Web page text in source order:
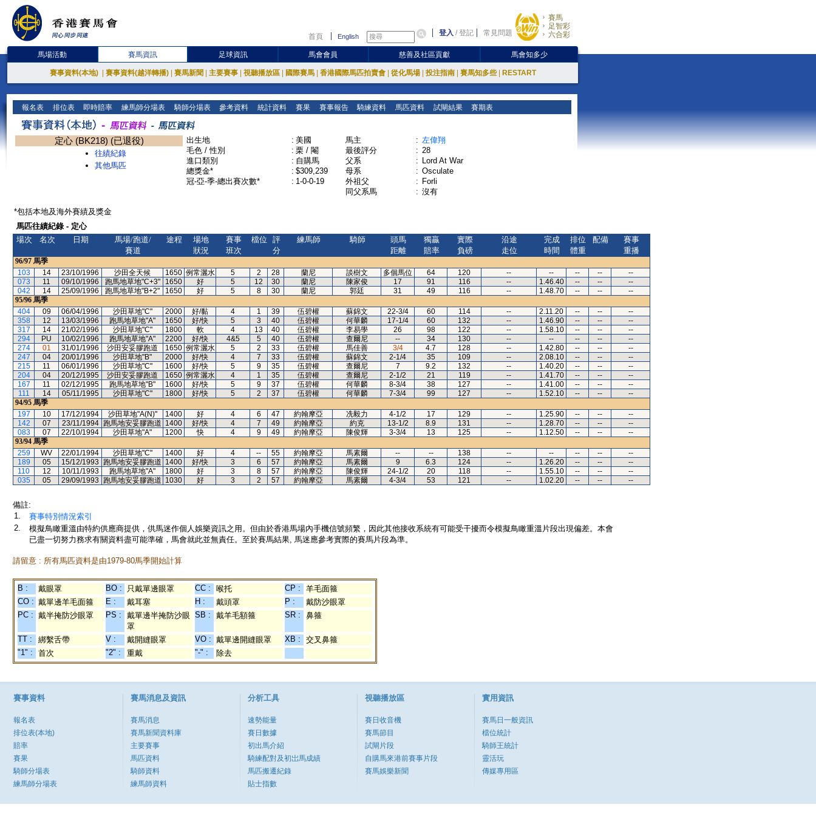
首頁 English 登入 /登記 常見問題
賽馬
足智彩
六合彩
馬場活動 賽馬資訊 足球資訊 馬會會員 慈善及社區貢獻 馬會知多少
賽事資料(本地) 賽事資料(越洋轉播) 賽馬新聞 主要賽事 視聽播放區 國際賽馬 香港國際馬匹拍賣會 從化馬場 投注指南 賽馬知多些 RESTART
報名表 排位表 即時賠率 練馬師分場表 騎師分場表 參考資料 統計資料 賽果 賽事報告 騎練資料 馬匹資料 試閘結果 賽期表
定心 (BK218) (已退役)
往績紀錄
其他馬匹
出生地 : 美國
毛色 / 性別
: 栗 / 閹
進口類別
: 自購馬
總獎金*
: $309,239
冠-亞-季-總出賽次數*
: 1-0-0-19
馬主 : 左偉翔
最後評分
: 28
父系
: Lord At War
母系
: Osculate
外祖父
: Forli
同父系馬
: 沒有
*包括本地及海外賽績及獎金
馬匹往績紀錄 - 定心
場次
名次 日期
馬場/跑道/
賽道
途程
場地
狀況
賽事
班次
檔位
評
分
練馬師 騎師
頭馬
距離
獨贏
賠率
實際
負磅
沿途
走位
完成
時間
排位
體重
配備
賽事
重播
96/97 馬季
103
14 23/10/1996 沙田全天候 1650 例常灑水 5 2 28 蘭尼 談樹文 多個馬位 64 120 -- -- -- --
--
073
11 09/10/1996 跑馬地草地"C+3" 1650 好 5 12 30 蘭尼 陳家俊 17 91 116 -- 1.46.40 -- --
--
042
14 25/09/1996 跑馬地草地"B+2" 1650 好 5 8 30 蘭尼 郭廷 31 49 116 -- 1.48.70 -- --
--
95/96 馬季
404
09 06/04/1996 沙田草地"C" 2000 好/黏 4 1 39 伍碧權 蘇錦文 22-3/4 60 114 -- 2.11.20 -- --
--
358
12 13/03/1996 跑馬地草地"A" 1650 好/快 5 3 40 伍碧權 何華麟 17-1/4 60 132 -- 1.46.90 -- --
--
317
14 21/02/1996 沙田草地"C" 1800 軟 4 13 40 伍碧權 李易學 26 98 122 -- 1.58.10 -- --
--
294
PU 10/02/1996 跑馬地草地"A" 2200 好/快 4&5 5 40 伍碧權 查爾尼 -- 34 130 -- -- -- --
--
274
01 31/01/1996 沙田安妥膠跑道 1650 例常灑水 5 2 33 伍碧權 馬佳善 3/4 4.7 128 -- 1.42.80 -- --
--
247
04 20/01/1996 沙田草地"B" 2000 好/快 4 7 33 伍碧權 蘇錦文 2-1/4 35 109 -- 2.08.10 -- --
--
215
11 06/01/1996 沙田草地"C" 1600 好/快 5 9 35 伍碧權 查爾尼 7 9.2 132 -- 1.40.20 -- --
--
204
04 20/12/1995 沙田安妥膠跑道 1650 例常灑水 4 1 35 伍碧權 查爾尼 2-1/2 21 119 -- 1.41.70 -- --
--
167
11 02/12/1995 跑馬地草地"B" 1600 好/快 5 9 37 伍碧權 何華麟 8-3/4 38 127 -- 1.41.00 -- --
--
111
14 05/11/1995 沙田草地"C" 1800 好/快 5 2 37 伍碧權 何華麟 7-3/4 99 127 -- 1.52.10 -- --
--
94/95 馬季
197
10 17/12/1994 沙田草地"A(N)" 1400 好 4 6 47 約翰摩亞 冼毅力 4-1/2 17 129 -- 1.25.90 -- --
--
142
07 23/11/1994 跑馬地安妥膠跑道 1400 好/快 4 7 49 約翰摩亞 約克 13-1/2 8.9 131 -- 1.28.70 -- --
--
083
07 22/10/1994 沙田草地"A" 1200 快 4 9 49 約翰摩亞 陳俊輝 3-3/4 13 125 -- 1.12.50 -- --
--
93/94 馬季
259
WV 22/01/1994 沙田草地"C" 1400 好 4 -- 55 約翰摩亞 馬素爾 -- -- 138 -- -- -- --
--
189
05 15/12/1993 跑馬地安妥膠跑道 1400 好/快 3 6 57 約翰摩亞 馬素爾 9 6.3 124 -- 1.26.20 -- --
--
110
12 10/11/1993 跑馬地草地"A" 1800 好 3 8 57 約翰摩亞 陳俊輝 24-1/2 20 118 -- 1.55.10 -- --
--
035
05 29/09/1993 跑馬地安妥膠跑道 1030 好 3 2 57 約翰摩亞 馬素爾 4-3/4 53 121 -- 1.02.20 -- -- --
備註:
1.
賽事特別情況索引
2.
模擬鳥瞰重溫由特約供應商提供，供馬迷作個人娛樂資訊之用。但由於香港馬場內手機信號頻繁，因此其他接收系統有可能受干擾而令模擬鳥瞰重溫片段出現偏差。本會
已盡一切努力務求有關資料盡可能準確，馬會就此並無責任。至於賽馬結果, 馬迷應參考實際的賽馬片段為準。
請留意 : 所有馬匹資料是由1979-80馬季開始計算
B : 戴眼罩 BO : 只戴單邊眼罩 CC : 喉托 CP :
羊毛面箍
CO : 戴單邊羊毛面箍 E : 戴耳塞 H : 戴頭罩 P :
戴防沙眼罩
PC : 戴半掩防沙眼罩 PS :
戴單邊半掩防沙眼
罩
SB : 戴羊毛額箍 SR : 鼻箍
TT : 綁繫舌帶 V : 戴開縫眼罩 VO : 戴單邊開縫眼罩 XB :
交叉鼻箍
"1" :
首次 "2" : 重戴 "-" : 除去
賽事資料
報名表
排位表(本地)
賠率
賽果
騎師分場表
練馬師分場表
賽馬消息及資訊
賽馬消息
賽馬新聞資料庫
主要賽事
馬匹資料
騎師資料
練馬師資料
分析工具
速勢能量
賽日數據
初出馬介紹
騎練配對及初岀馬成績
馬匹搬遷紀錄
貼士指數
視聽播放區
賽日收音機
賽馬節目
試閘片段
自購馬來港前賽事片段
賽馬娛樂新聞
實用資訊
賽馬日一般資訊
檔位統計
騎師王統計
靈活玩
傳媒專用區